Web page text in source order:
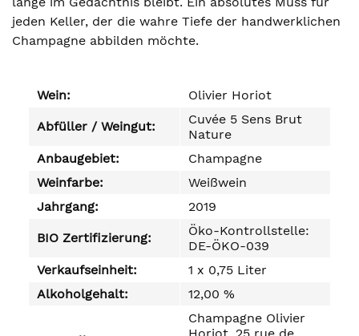
jeden Keller, der die wahre Tiefe der handwerklichen
Champagne abbilden möchte.
Wein: Olivier Horiot
Abfüller / Weingut:
Cuvée 5 Sens Brut
Nature
Anbaugebiet:
Champagne
Weinfarbe:
Weißwein
Jahrgang:
2019
BIO Zertifizierung:
Öko-Kontrollstelle:
DE-ÖKO-039
Verkaufseinheit:
1 x 0,75 Liter
Alkoholgehalt:
12,00 %
Champagne Olivier